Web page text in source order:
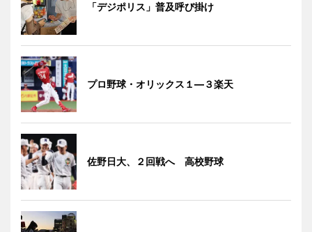
「デジポリス」普及呼び掛け
プロ野球・オリックス１―３楽天
佐野日大、２回戦へ 高校野球